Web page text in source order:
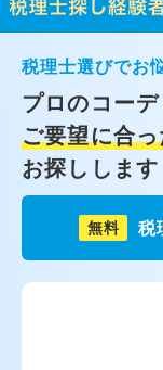
税理士選びでお
プロのコー
ご要望に合
お探しします
無料 税